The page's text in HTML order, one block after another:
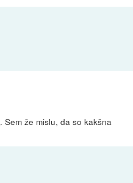
. Sem že mislu, da so kakšna